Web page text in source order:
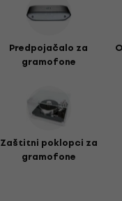
Predpojačalo za
gramofone
Zaštitni poklopci za
gramofone